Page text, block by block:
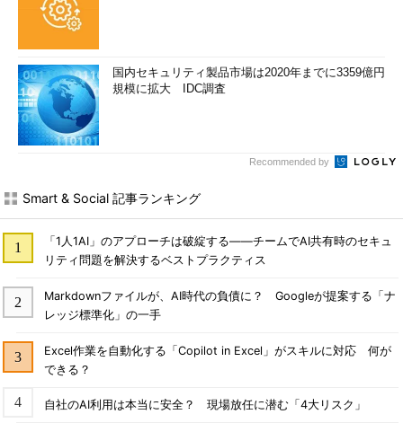
国内セキュリティ製品市場は2020年までに3359億円
規模に拡大 IDC調査
Recommended by
Smart & Social 記事ランキング
「1人1AI」のアプローチは破綻する――チームでAI共有時のセキュ
リティ問題を解決するベストプラクティス
Markdownファイルが、AI時代の負債に？ Googleが提案する「ナ
レッジ標準化」の一手
Excel作業を自動化する「Copilot in Excel」がスキルに対応 何が
できる？
自社のAI利用は本当に安全？ 現場放任に潜む「4大リスク」